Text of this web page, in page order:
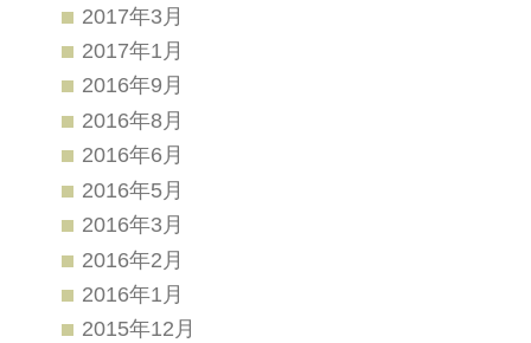
2017年3月
2017年1月
2016年9月
2016年8月
2016年6月
2016年5月
2016年3月
2016年2月
2016年1月
2015年12月